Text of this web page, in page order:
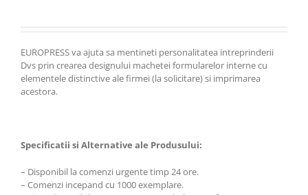
EUROPRESS va ajuta sa mentineti personalitatea intreprinderii
Dvs prin crearea designului machetei formularelor interne cu
elementele distinctive ale firmei (la solicitare) si imprimarea
acestora.
Specificatii si Alternative ale Produsului:
– Disponibil la comenzi urgente timp 24 ore.
– Comenzi incepand cu 1000 exemplare.